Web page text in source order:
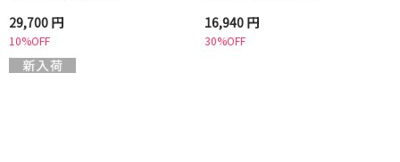
29,700 円
10%OFF
16,940 円
30%OFF